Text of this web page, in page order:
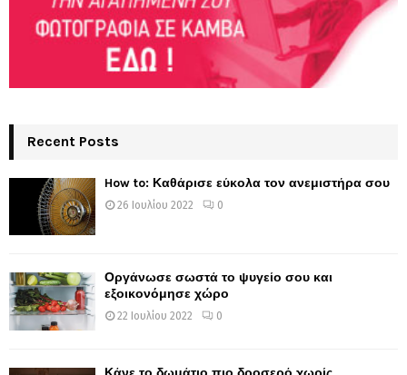
Recent Posts
How to: Καθάρισε εύκολα τον ανεμιστήρα σου
26 Ιουλίου 2022 0
Οργάνωσε σωστά το ψυγείο σου και
εξοικονόμησε χώρο
22 Ιουλίου 2022 0